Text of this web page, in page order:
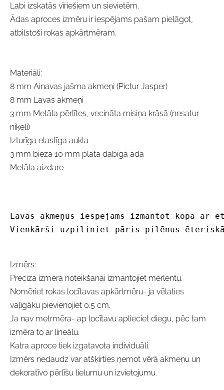
Labi izskatās vīriešiem un sievietēm.
Ādas aproces izmēru ir iespējams pašam pielāgot,
atbilstoši rokas apkārtmēram.
Materiāli:
8 mm Ainavas jašma akmeņi (Pictur Jasper)
8 mm Lavas akmeņi
3 mm Metāla pērlītes, vecināta misiņa krāsā (nesatur
niķeli)
Izturīga elastīga aukla
3 mm bieza 10 mm plata dabīgā āda
Metāla aizdare
Lavas akmeņus iespējams izmantot kopā ar
Vienkārši uzpiliniet pāris pilēnus
Izmērs:
Precīza izmēra noteikšanai izmantojiet mērlentu.
Nomēriet rokas locītavas apkārtmēru- ja vēlaties
vaļīgāku pievienojiet 0.5 cm.
Ja nav metrmēra- ap locītavu aplieciet diegu, pēc tam
izmēra to ar lineālu.
Katra aproce tiek izgatavota individuāli.
Izmērs nedaudz var atšķirties ņemot vērā akmeņu un
dekoratīvo pērlīšu lielumu un izvietojumu.